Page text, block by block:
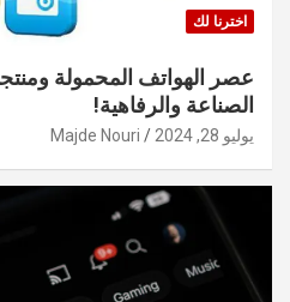
اخترنا لك
عصر الهواتف المحمولة
الصناعة والرفاهية!
يوليو 28, 2024 Majde Nouri